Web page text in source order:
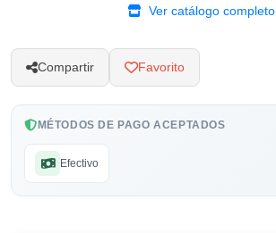
Ver catálogo completo
Compartir Favorito
MÉTODOS DE PAGO ACEPTADOS
Efectivo